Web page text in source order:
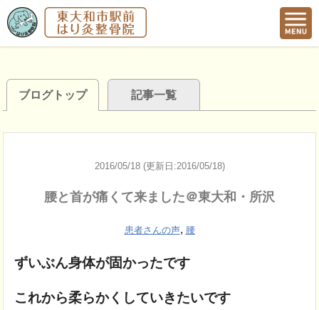
ブログトップ 記事一覧
2016/05/18 (更新日:2016/05/18)
腰と首が痛くて来ました＠東大和・所沢
患者さんの声, 腰
ずいぶん身体が固かったです
これから柔らかくしていきたいです